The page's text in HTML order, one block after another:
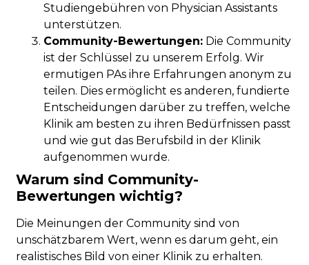
Studiengebühren von Physician Assistants
unterstützen.
Community-Bewertungen: Die Community
ist der Schlüssel zu unserem Erfolg. Wir
ermutigen PAs ihre Erfahrungen anonym zu
teilen. Dies ermöglicht es anderen, fundierte
Entscheidungen darüber zu treffen, welche
Klinik am besten zu ihren Bedürfnissen passt
und wie gut das Berufsbild in der Klinik
aufgenommen wurde.
Warum sind Community-
Bewertungen wichtig?
Die Meinungen der Community sind von
unschätzbarem Wert, wenn es darum geht, ein
realistisches Bild von einer Klinik zu erhalten.